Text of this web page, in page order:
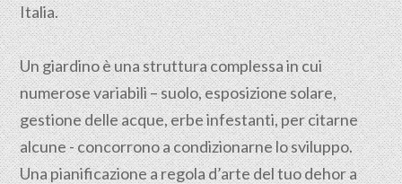
Italia.
Un giardino è una struttura complessa in cui
numerose variabili – suolo, esposizione solare,
gestione delle acque, erbe infestanti, per citarne
alcune - concorrono a condizionarne lo sviluppo.
Una pianificazione a regola d’arte del tuo dehor a